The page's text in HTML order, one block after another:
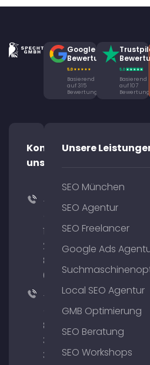
Google
Bewertung
Basierend
auf 315
Bewertungen
Basierend
auf 107
Kontaktiere
uns!
+49
176
204
801
64
+49
89
380
375
Unsere
SEO München
SEO Agentur
SEO Freelancer
Google Ads
Local SEO Agentur
GMB Optimierung
SEO Beratung
SEO Workshops